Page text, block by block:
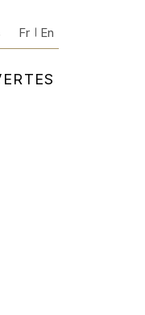
Fr En